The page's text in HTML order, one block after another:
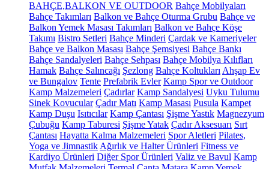
BAHÇE,BALKON VE OUTDOOR Bahçe Mobilyaları
Bahçe Takımları Balkon ve Bahçe Oturma Grubu Bahçe ve
Balkon Yemek Masası Takımları Balkon ve Bahçe Köşe
Takımı Bistro Setleri Bahçe Minderi Çardak ve Kameriyeler
Bahçe ve Balkon Masası Bahçe Şemsiyesi Bahçe Bankı
Bahçe Sandalyeleri Bahçe Sehpası Bahçe Mobilya Kılıfları
Hamak Bahçe Salıncağı Şezlong Bahçe Koltukları Ahşap Ev
ve Bungalov Tente Prefabrik Evler Kamp Spor ve Outdoor
Kamp Malzemeleri Çadırlar Kamp Sandalyesi Uyku Tulumu
Sinek Kovucular Çadır Matı Kamp Masası Pusula Kampet
Kamp Duşu Isıtıcılar Kamp Çantası Şişme Yastık Magnezyum
Çubuğu Kamp Taburesi Şişme Yatak Çadır Aksesuarı Sırt
Çantası Hayatta Kalma Malzemeleri Spor Aletleri Pilates,
Yoga ve Jimnastik Ağırlık ve Halter Ürünleri Fitness ve
Kardiyo Ürünleri Diğer Spor Ürünleri Valiz ve Bavul Kamp